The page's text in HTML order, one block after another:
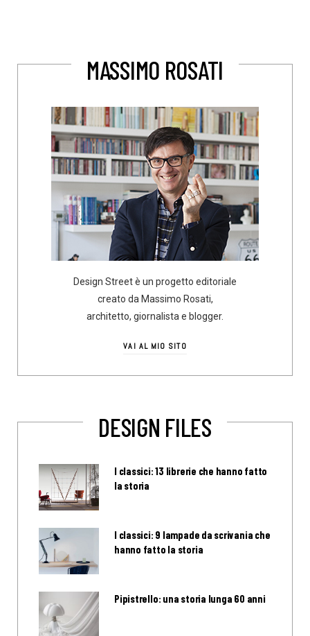
MASSIMO ROSATI
Design Street è un progetto editoriale
creato da Massimo Rosati,
architetto, giornalista e blogger.
VAI AL MIO SITO
DESIGN FILES
I classici: 13 librerie che hanno fatto
la storia
I classici: 9 lampade da scrivania che
hanno fatto la storia
Pipistrello: una storia lunga 60 anni